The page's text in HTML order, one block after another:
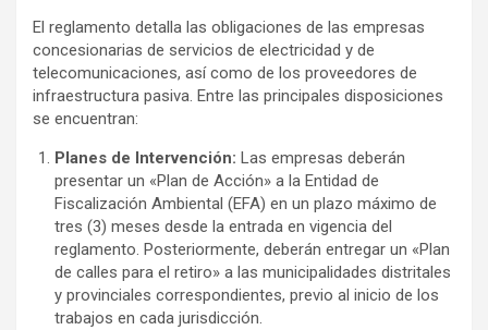
El reglamento detalla las obligaciones de las empresas
concesionarias de servicios de electricidad y de
telecomunicaciones, así como de los proveedores de
infraestructura pasiva. Entre las principales disposiciones
se encuentran:
Planes de Intervención: Las empresas deberán
presentar un «Plan de Acción» a la Entidad de
Fiscalización Ambiental (EFA) en un plazo máximo de
tres (3) meses desde la entrada en vigencia del
reglamento. Posteriormente, deberán entregar un «Plan
de calles para el retiro» a las municipalidades distritales
y provinciales correspondientes, previo al inicio de los
trabajos en cada jurisdicción.